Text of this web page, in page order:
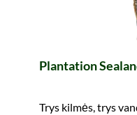
Plantation
Trys kilmės, trys